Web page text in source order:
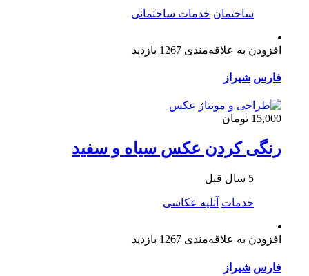
ساختمان خدمات ساختمانی
افزودن به علاقه‌مندی 1267 بازدید
فارس شیراز
15,000 تومان
رنگی کردن عکس سیاه و سفید
5 سال قبل
خدمات آتلیه عکاسی
افزودن به علاقه‌مندی 1267 بازدید
فارس شیراز